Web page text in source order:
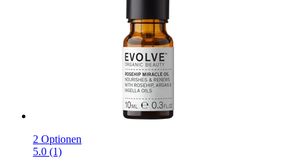
2 Optionen
5.0 (1)